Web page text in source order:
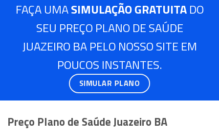
FAÇA UMASIMULAÇÃO GRATUITADO
SEU PREÇO PLANO DE SAÚDE
JUAZEIRO BA PELO NOSSO SITE EM
POUCOS INSTANTES.
SIMULAR PLANO
Preço Plano de Saúde Juazeiro BA